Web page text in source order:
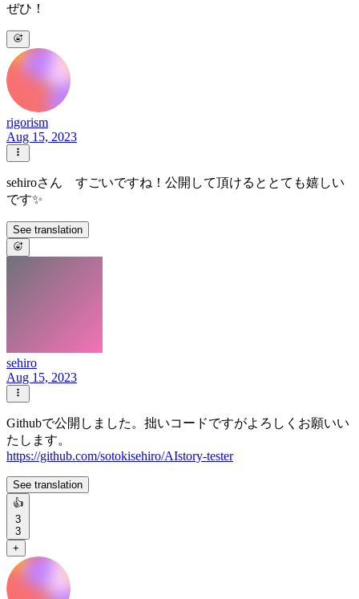
ぜひ！
rigorism
Aug 15, 2023
sehiroさん すごいですね！公開して頂けるととても嬉しい
です✨
See translation
sehiro
Aug 15, 2023
Githubで公開しました。拙いコードですがよろしくお願いい
たします。
https://github.com/sotokisehiro/AIstory-tester
See translation
👍
3
3
+